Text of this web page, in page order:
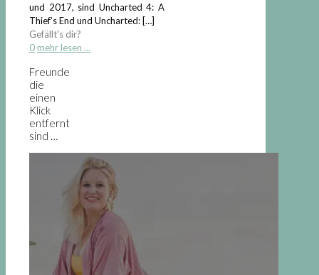
und 2017, sind Uncharted 4: A
Thief’s End und Uncharted:[…]
Gefällt's dir?
0 mehr lesen ...
Freunde
die
einen
Klick
entfernt
sind …